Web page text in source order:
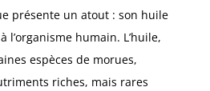
présente un atout : son huile
l’organisme humain. L’huile,
espèces de morues,
riches, mais rares